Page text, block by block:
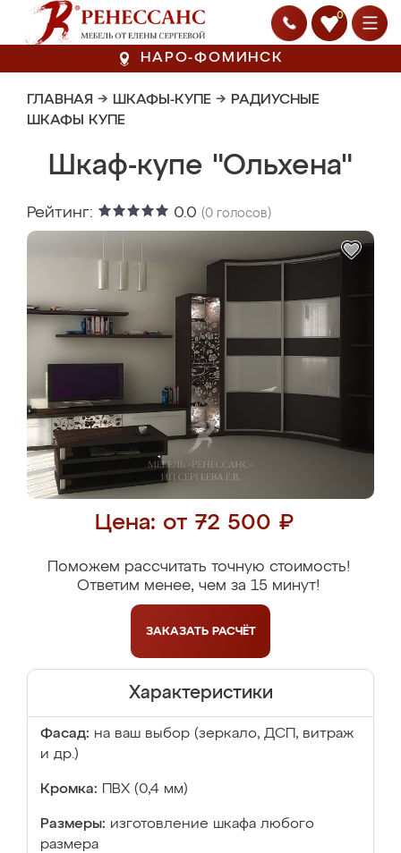
0
НАРО-ФОМИНСК
ГЛАВНАЯ → ШКАФЫ-КУПЕ → РАДИУСНЫЕ
ШКАФЫ КУПЕ
Шкаф-купе "Ольхена"
Рейтинг: 0.0 (0 голосов)
Цена: от 72 500 ₽
Поможем рассчитать точную стоимость!
Ответим менее, чем за 15 минут!
ЗАКАЗАТЬ РАСЧЁТ
Характеристики
Фасад: на ваш выбор (зеркало, ДСП, витраж
и др.)
Кромка: ПВХ (0,4 мм)
Размеры: изготовление шкафа любого
размера